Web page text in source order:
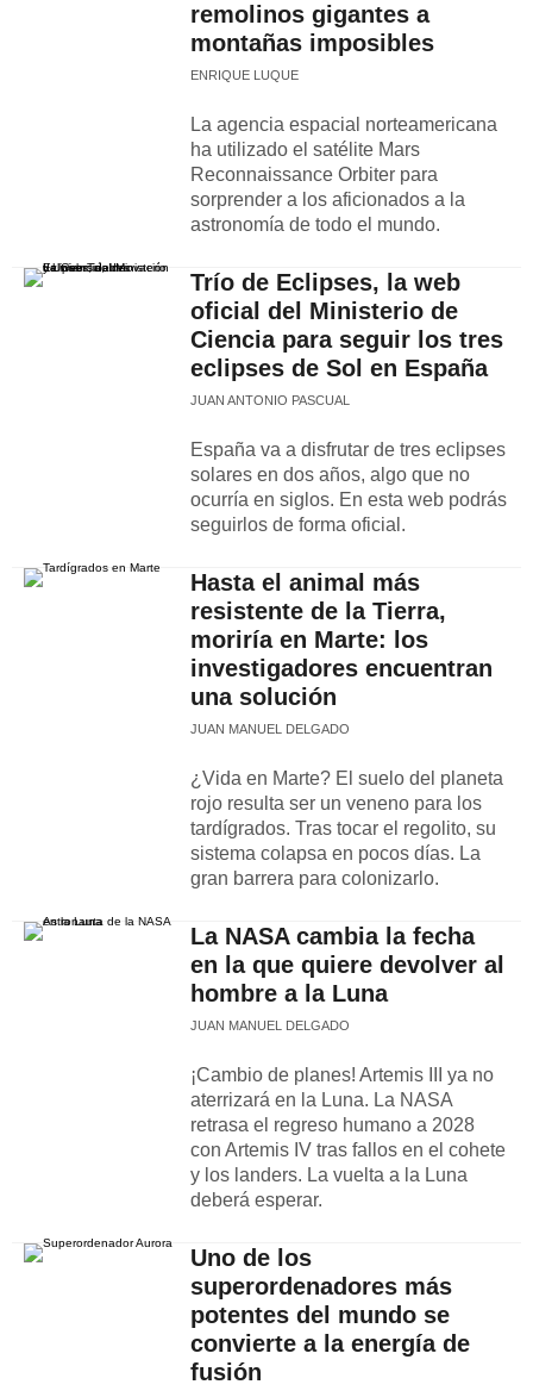
remolinos gigantes a
montañas imposibles
ENRIQUE LUQUE
La agencia espacial norteamericana
ha utilizado el satélite Mars
Reconnaissance Orbiter para
sorprender a los aficionados a la
astronomía de todo el mundo.
Trío de Eclipses, la web
oficial del Ministerio de
Ciencia para seguir los tres
eclipses de Sol en España
JUAN ANTONIO PASCUAL
España va a disfrutar de tres eclipses
solares en dos años, algo que no
ocurría en siglos. En esta web podrás
seguirlos de forma oficial.
Hasta el animal más
resistente de la Tierra,
moriría en Marte: los
investigadores encuentran
una solución
JUAN MANUEL DELGADO
¿Vida en Marte? El suelo del planeta
rojo resulta ser un veneno para los
tardígrados. Tras tocar el regolito, su
sistema colapsa en pocos días. La
gran barrera para colonizarlo.
La NASA cambia la fecha
en la que quiere devolver al
hombre a la Luna
JUAN MANUEL DELGADO
¡Cambio de planes! Artemis III ya no
aterrizará en la Luna. La NASA
retrasa el regreso humano a 2028
con Artemis IV tras fallos en el cohete
y los landers. La vuelta a la Luna
deberá esperar.
Uno de los
superordenadores más
potentes del mundo se
convierte a la energía de
fusión